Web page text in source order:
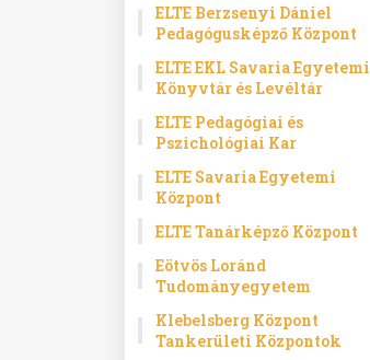
ELTE Berzsenyi Dániel
Pedagógusképző Központ
ELTE EKL Savaria Egyetemi
Könyvtár és Levéltár
ELTE Pedagógiai és
Pszichológiai Kar
ELTE Savaria Egyetemi
Központ
ELTE Tanárképző Központ
Eötvös Loránd
Tudományegyetem
Klebelsberg Központ
Tankerületi Központok